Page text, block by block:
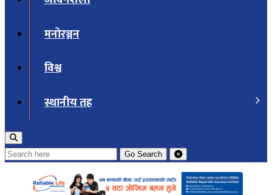
मनोरञ्जन
विश्व
स्थानीय तह
Go Search